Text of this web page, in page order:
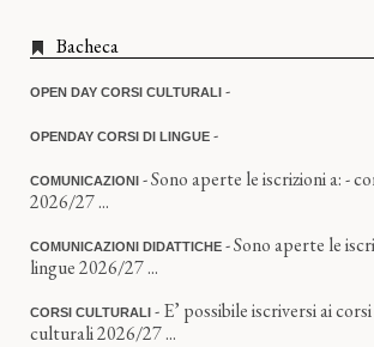
Bacheca
OPEN DAY CORSI CULTURALI -
OPENDAY CORSI DI LINGUE -
COMUNICAZIONI - Sono aperte le iscrizioni a: -
2026/27 ...
COMUNICAZIONI DIDATTICHE - Sono aperte le
lingue 2026/27 ...
CORSI CULTURALI - E’ possibile iscriversi ai
culturali 2026/27 ...